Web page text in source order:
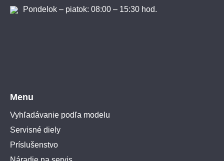
Pondelok – piatok: 08:00 – 15:30 hod.
Menu
Vyhľadávanie podľa modelu
Servisné diely
Príslušenstvo